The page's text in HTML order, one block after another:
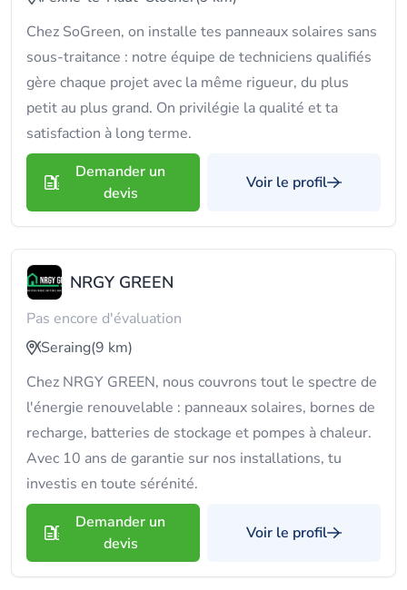
Chez SoGreen, on installe tes panneaux solaires sans
sous-traitance : notre équipe de techniciens qualifiés
gère chaque projet avec la même rigueur, du plus
petit au plus grand. On privilégie la qualité et ta
satisfaction à long terme.
Demander un
devis
Voir le profil
NRGY GREEN
Pas encore d'évaluation
Seraing(9 km)
Chez NRGY GREEN, nous couvrons tout le spectre de
l'énergie renouvelable : panneaux solaires, bornes de
recharge, batteries de stockage et pompes à chaleur.
Avec 10 ans de garantie sur nos installations, tu
investis en toute sérénité.
Demander un
devis
Voir le profil